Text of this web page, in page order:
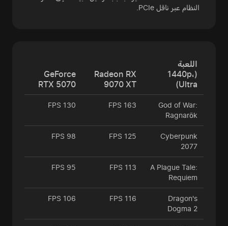
النظام عبر ناقل PCIe.
اللعبة
(1440p،
Ultra)
Radeon RX
9070 XT
GeForce
RTX 5070
God of War:
Ragnarök
163 FPS
130 FPS
Cyberpunk
2077
125 FPS
98 FPS
A Plague Tale:
Requiem
113 FPS
95 FPS
Dragon's
Dogma 2
116 FPS
106 FPS